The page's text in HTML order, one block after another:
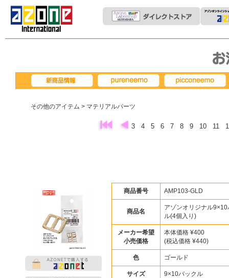
その他のアイテム > マテリアルパーツ
3 4 5 6 7 8 9 10 11
商品番号 AMP103-GLD
商品名
アゾンオリジナル9×10
ル(4個入り)
メーカー希望
小売価格
本体価格 ¥400
(税込価格 ¥440)
色 ゴールド
サイズ 9×10バックル